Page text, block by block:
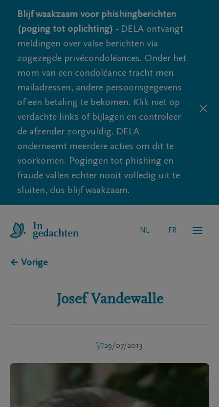
Blijf waakzaam voor phishingberichten
(poging tot oplichting) - DELA ontvangt
meldingen over valse berichten via
zogezegde privécondoléances. Onder het
mom van een condoléance tracht men
mailadressen, andere persoonsgegevens
of een betaling te bekomen. Klik niet op
verdachte links of bijlagen en controleer
de afzender zorgvuldig. DELA
onderneemt meerdere acties om dit te
voorkomen. Pogingen tot phishing en
fraude vallen echter nooit volledig uit te
sluiten, dus blijf waakzaam.
NL FR
← Vorige
Josef Vandewalle
29/07/2013